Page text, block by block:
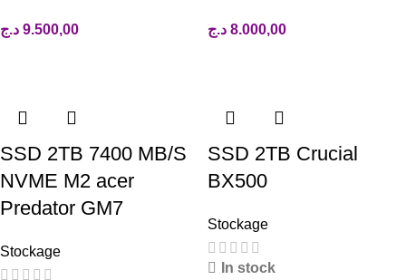
9.500,00 د.ج
8.000,00 د.ج
SSD 2TB 7400 MB/S
NVME M2 acer
Predator GM7
Stockage
SSD 2TB Crucial
BX500
Stockage
In stock